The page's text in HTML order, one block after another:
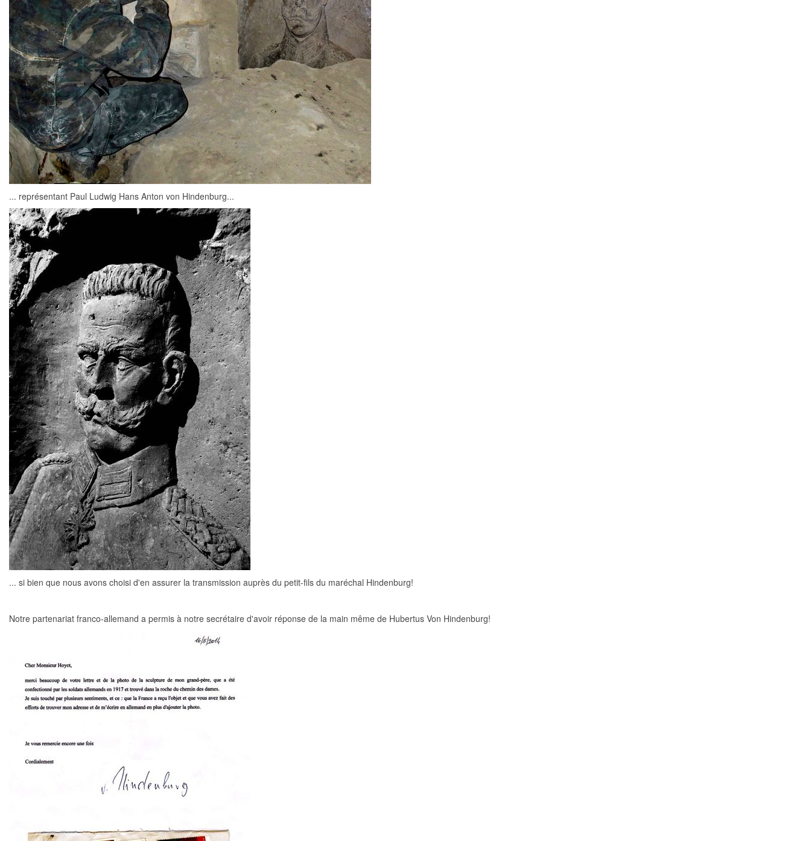
... représentant Paul Ludwig Hans Anton von Hindenburg...
... si bien que nous avons choisi d'en assurer la transmission auprès du petit-fils du maréchal Hindenburg!
Notre partenariat franco-allemand a permis à notre secrétaire d'avoir réponse de la main même de Hubertus Von Hindenburg!